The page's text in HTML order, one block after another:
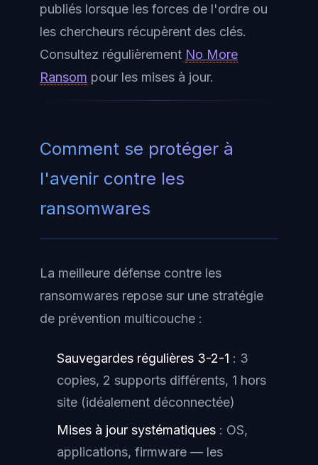
publiés lorsque les forces de l'ordre ou
les chercheurs récupèrent des clés.
Consultez régulièrement No More
Ransom pour les mises à jour.
Comment se protéger à
l'avenir contre les
ransomwares
La meilleure défense contre les
ransomwares repose sur une stratégie
de prévention multicouche :
Sauvegardes régulières 3-2-1 : 3
copies, 2 supports différents, 1 hors
site (idéalement déconnectée)
Mises à jour systématiques : OS,
applications, firmware — les